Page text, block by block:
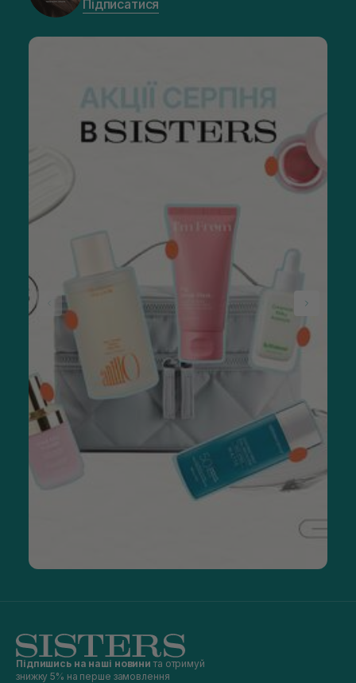
Підписатися
Підпишись на наші новини та отримуй
знижку 5% на перше замовлення